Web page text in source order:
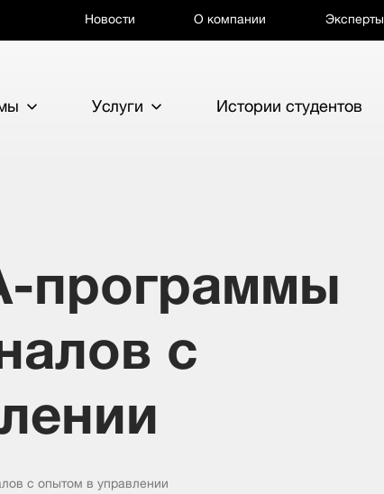
Новости О компании Эксперты
Услуги Истории студентов
программы
с
с опытом в управлении